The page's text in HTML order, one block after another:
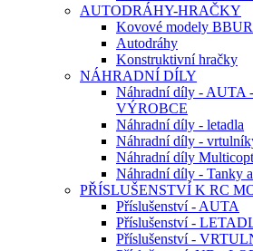
AUTODRÁHY-HRAČKY
Kovové modely
Autodráhy
Konstruktivní hračky
NÁHRADNÍ DÍLY
Náhradní díly - AUTA
VÝROBCE
Náhradní díly - letadla
Náhradní díly -
Náhradní díly
Náhradní díly - Tanky
PŘÍSLUŠENSTVÍ K RC
Příslušenství - AUTA
Příslušenství -
Příslušenství -